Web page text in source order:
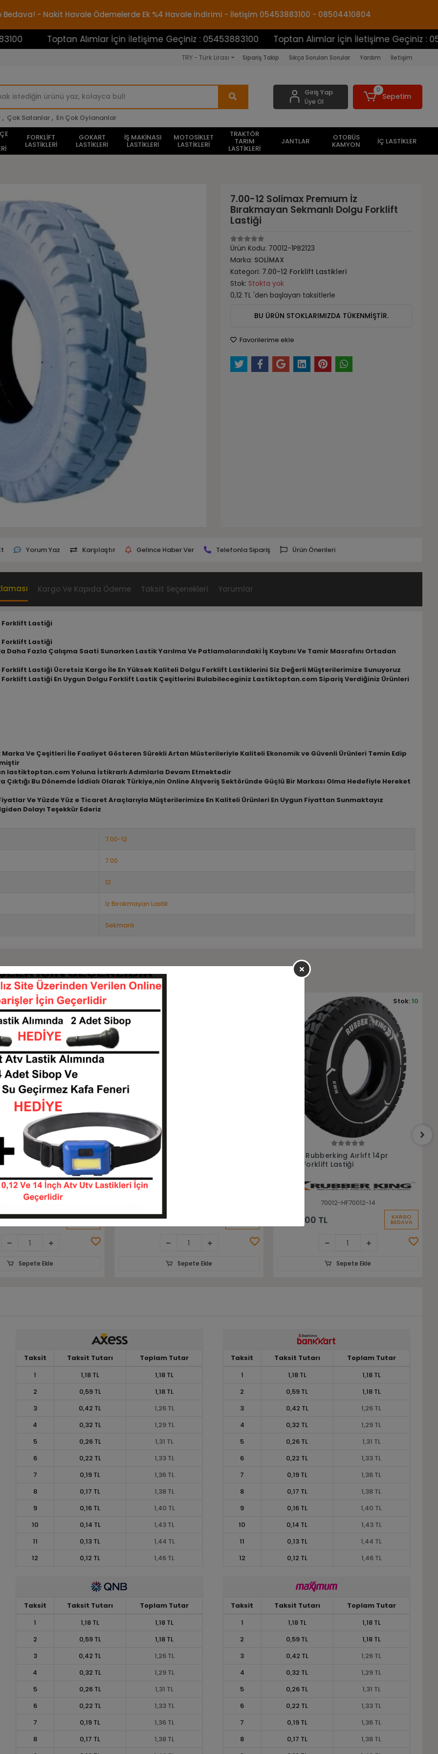
Bedava! - Nakit Havale Ödemelerde Ek %4 Havale İndirimi - İletişim 05453883100 - 08504410804
Toptan Alımlar İçin İletişime Geçiniz : 05453883100 Toptan Alımlar İçin İletişime Geçiniz :
TRY - Türk Lirası Sipariş Takip Sıkça Sorulan Sorular Yardım İletişim
, Çok Satanlar , En Çok Oylananlar
Giriş Yap
Üye Ol
0
Sepetim
FORKLİFT
LASTİKLERİ
GOKART
LASTİKLERİ
İŞ MAKİNASI
LASTİKLERİ
MOTOSİKLET
LASTİKLERİ
TRAKTÖR
TARIM
LASTİKLERİ
JANTLAR OTOBÜS
KAMYON İÇ LASTİKLER
7.00-12 Solimax Premıum İz
Bırakmayan Sekmanlı Dolgu Forklift
Lastiği
Ürün Kodu: 70012-1PB2123
Marka: SOLİMAX
Kategori: 7.00-12 Forklift Lastikleri
Stok: Stokta yok
0,12 TL 'den başlayan taksitlerle
BU ÜRÜN STOKLARIMIZDA TÜKENMİŞTİR.
Favorilerime ekle
Yorum Yaz Karşılaştır Gelince Haber Ver Telefonla Sipariş Ürün Önerileri
Kargo Ve Kapıda Ödeme Taksit Seçenekleri Yorumlar
Forklift Lastiği
Forklift Lastiği
Fazla Çalışma Saati Sunarken Lastik Yarılma Ve Patlamalarındaki İş Kaybını Ve Tamir Masrafını Ortadan
Forklift Lastiği Ücretsiz Kargo İle En Yüksek Kaliteli Dolgu Forklift Lastiklerini Siz Değerli Müşterilerimize Sunuyoruz
Forklift Lastiği En Uygun Dolgu Forklift Lastik Çeşitlerini Bulabileceginiz Lastiktoptan.com Sipariş Verdiğiniz Ürünleri
Ve Çeşitleri İle Faaliyet Gösteren Sürekli Artan Müsterileriyle Kaliteli Ekonomik ve Güvenli Ürünleri Temin Edip
lastiktoptan.com Yoluna İstikrarlı Adımlarla Devam Etmektedir
Bu Dönemde İddialı Olarak Türkiye,nin Online Alışveriş Sektöründe Güçlü Bir Markası Olma Hedefiyle Hereket
Ve Yüzde Yüz e Ticaret Araçlarıyla Müşterilerimize En Kaliteli Ürünleri En Uygun Fiyattan Sunmaktayız
Dolayı Teşekkür Ederiz
7.00-12
7.00
12
İz Bırakmayan Lastik
Sekmanlı
Benzer Ürünler
Sepete Ekle
12pr Aiot-07 İz
Havalı Forklift Lastiği
70012-KITATO0471
KARGO
Stok:6
Sepete Ekle
7.00-12 Rubberking Aırlıft 14pr
Havalı Forklift Lastiği
7.488,00 TL
Sepete Ekle
7.00-12 Yardmaster Ultra 12Pr Nhs
Havalı Forklift Lastiği
70012-LGX00065
10.290,89 TL KARGO
BEDAVA
Stok:10
Sepete Ekle
Taksit Taksit Tutarı
Toplam Tutar
1
1,18 TL
1,18 TL
2
0,59 TL
1,18 TL
3
0,42 TL
1,26 TL
4
0,32 TL
1,29 TL
5
0,26 TL
1,31 TL
6
0,22 TL
1,33 TL
7
0,19 TL
1,36 TL
8
0,17 TL
1,38 TL
9
0,16 TL
1,40 TL
10
0,14 TL
1,43 TL
11
0,13 TL
1,44 TL
12
0,12 TL 1,46 TL
Taksit Taksit Tutarı
Toplam Tutar
1
1,18 TL
1,18 TL
2
0,59 TL
1,18 TL
3
0,42 TL
1,26 TL
4
0,32 TL
1,29 TL
5
0,26 TL
1,31 TL
6
0,22 TL
1,33 TL
7
0,19 TL
1,36 TL
8
0,17 TL
1,38 TL
9
0,16 TL
1,40 TL
10
0,14 TL
1,43 TL
11
0,13 TL
1,44 TL
12
0,12 TL 1,46 TL
Taksit Taksit Tutarı
Toplam Tutar
1
1,18 TL
1,18 TL
2
0,59 TL
1,18 TL
3
0,42 TL
1,26 TL
4
0,32 TL
1,29 TL
5
0,26 TL
1,31 TL
6
0,22 TL
1,33 TL
7
0,19 TL
1,36 TL
8
0,17 TL
1,38 TL
Taksit Taksit Tutarı
Toplam Tutar
1
1,18 TL
1,18 TL
2
0,59 TL
1,18 TL
3
0,42 TL
1,26 TL
4
0,32 TL
1,29 TL
5
0,26 TL
1,31 TL
6
0,22 TL
1,33 TL
7
0,19 TL
1,36 TL
8
0,17 TL
1,38 TL